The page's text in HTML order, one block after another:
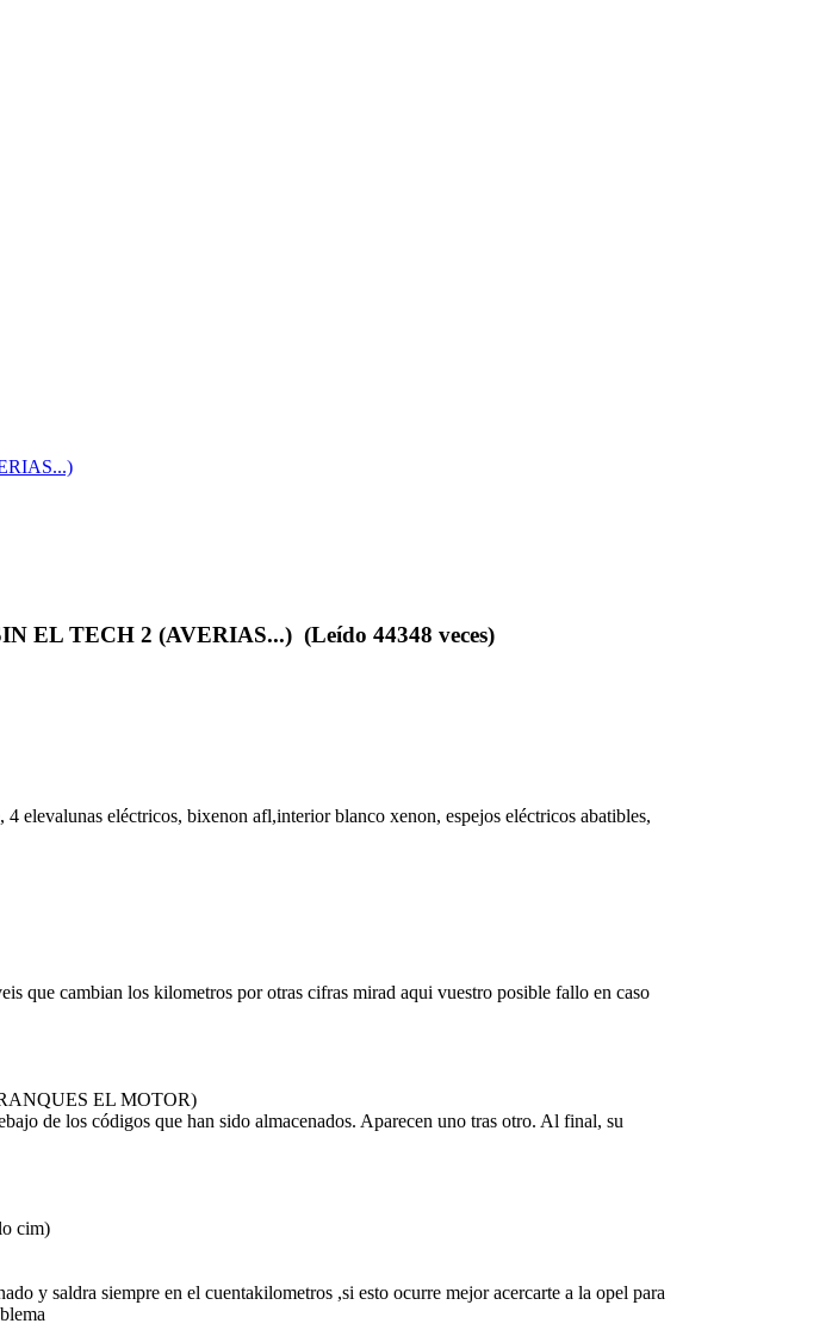
EL TECH 2 (AVERIAS...) (Leído 44348 veces)
eléctricos, bixenon afl,interior blanco xenon, espejos eléctricos abatibles,
que cambian los kilometros por otras cifras mirad aqui vuestro posible fallo en caso
EL MOTOR)
de los códigos que han sido almacenados. Aparecen uno tras otro. Al final, su
cim)
y saldra siempre en el cuentakilometros ,si esto ocurre mejor acercarte a la opel para